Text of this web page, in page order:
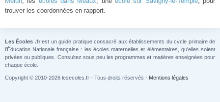
trouver les coordonnées en rapport.
Les Écoles .frest un guide pratique consacré aux établissements du cycle primaire de
l'Éducation Nationale française : les écoles maternelles et élémentaires, qu'elles soient
privées ou publiques. Consultez sous peu les programmes et matières enseignées pour
chaque école.
Copyright © 2010-2026 lesecoles.fr - Tous droits réservés - Mentions légales